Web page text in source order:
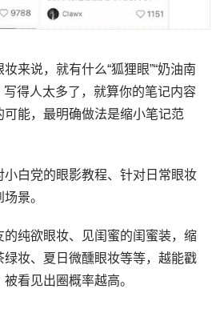
来说，就有什么“狐狸眼”“奶油南
写得人太多了，就算你的笔记内容
能，最明确做法是缩小笔记范
白党的眼影教程、针对日常眼妆
景。
的纯欲眼妆、见闺蜜的闺蜜装，缩
妆、夏日微醺眼妆等等，越能戳
看见出圈概率越高。